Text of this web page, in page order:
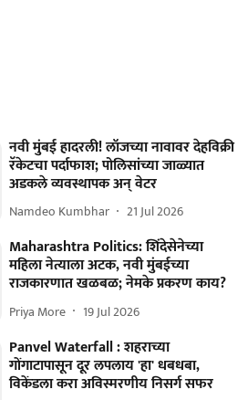
नवी मुंबई हादरली! लॉजच्या नावावर देहविक्री
रॅकेटचा पर्दाफाश; पोलिसांच्या जाळ्यात
अडकले व्यवस्थापक अन् वेटर
Namdeo Kumbhar 21 Jul 2026
Maharashtra Politics: शिंदेसेनेच्या
महिला नेत्याला अटक, नवी मुंबईच्या
राजकारणात खळबळ; नेमके प्रकरण काय?
Priya More 19 Jul 2026
Panvel Waterfall : शहराच्या
गोंगाटापासून दूर लपलाय 'हा' धबधबा,
विकेंडला करा अविस्मरणीय निसर्ग सफर